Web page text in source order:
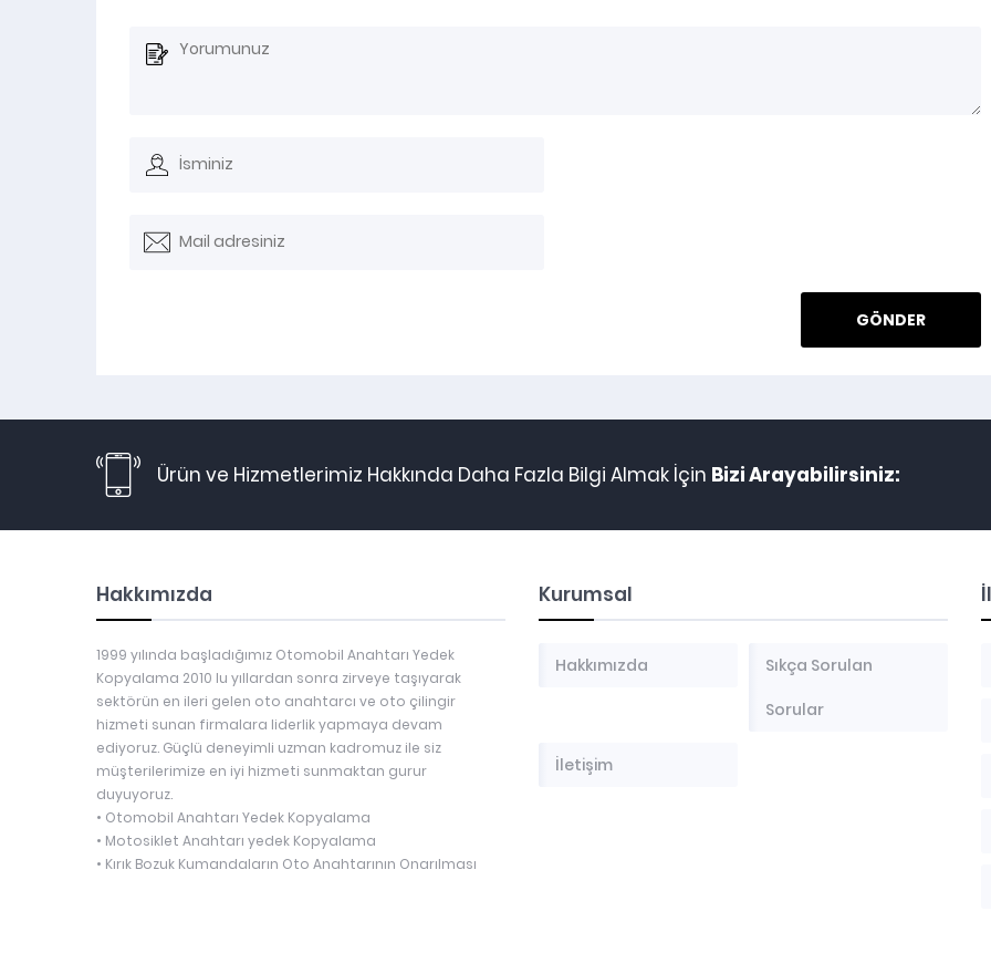
Ürün ve Hizmetlerimiz Hakkında Daha Fazla Bilgi Almak İçin Bizi Arayabilirsiniz:
Hakkımızda
1999 yılında başladığımız Otomobil Anahtarı Yedek
Kopyalama 2010 lu yıllardan sonra zirveye taşıyarak
sektörün en ileri gelen oto anahtarcı ve oto çilingir
hizmeti sunan firmalara liderlik yapmaya devam
ediyoruz. Güçlü deneyimli uzman kadromuz ile siz
müşterilerimize en iyi hizmeti sunmaktan gurur
duyuyoruz.
• Otomobil Anahtarı Yedek Kopyalama
• Motosiklet Anahtarı yedek Kopyalama
• Kırık Bozuk Kumandaların Oto Anahtarının Onarılması
Kurumsal
Hakkımızda
Sıkça Sorulan
Sorular
İletişim